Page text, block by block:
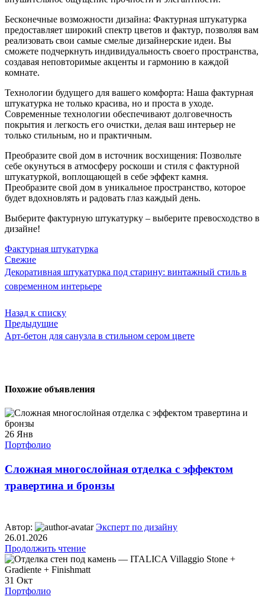
Бесконечные возможности дизайна: Фактурная штукатурка
предоставляет широкий спектр цветов и фактур, позволяя вам
реализовать свои самые смелые дизайнерские идеи. Вы
сможете подчеркнуть индивидуальность своего пространства,
создавая неповторимые акценты и гармонию в каждой
комнате.
Технологии будущего для вашего комфорта: Наша фактурная
штукатурка не только красива, но и проста в уходе.
Современные технологии обеспечивают долговечность
покрытия и легкость его очистки, делая ваш интерьер не
только стильным, но и практичным.
Преобразите свой дом в источник восхищения: Позвольте
себе окунуться в атмосферу роскоши и стиля с фактурной
штукатуркой, воплощающей в себе эффект камня.
Преобразите свой дом в уникальное пространство, которое
будет вдохновлять и радовать глаз каждый день.
Выберите фактурную штукатурку – выберите превосходство в
дизайне!
Фактурная штукатурка
Свежие
Декоративная штукатурка под старину: винтажный стиль в
современном интерьере
Назад к списку
Предыдущие
Арт-бетон для санузла в стильном сером цвете
Похожие объявления
26 Янв
Портфолио
Сложная многослойная отделка с эффектом
травертина и бронзы
Автор:
Эксперт по дизайну
26.01.2026
Продолжить чтение
31 Окт
Портфолио